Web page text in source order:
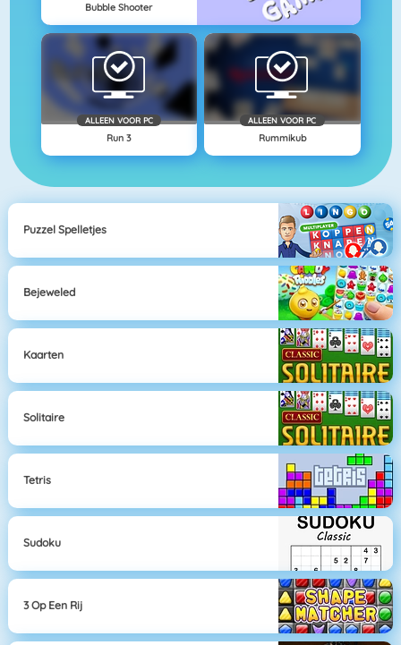
Bubble Shooter
ALLEEN VOOR PC
Run 3
ALLEEN VOOR PC
Rummikub
Puzzel Spelletjes
Bejeweled
Kaarten
Solitaire
Tetris
Sudoku
3 Op Een Rij